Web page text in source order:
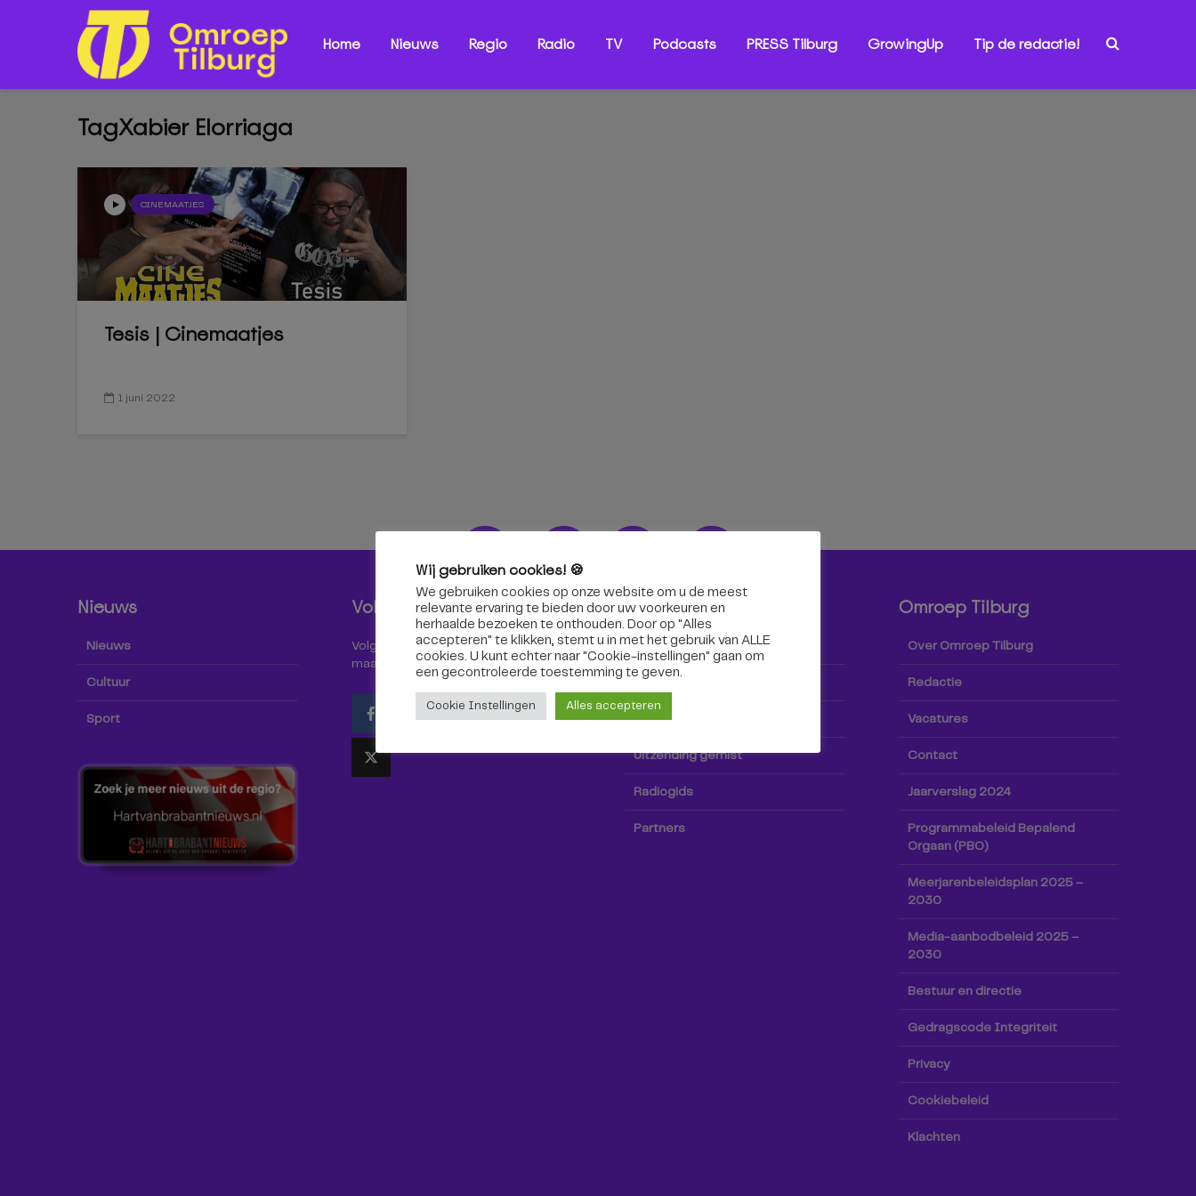
Home Nieuws Regio Radio TV Podcasts PRESS Tilburg GrowingUp Tip de redactie!
TagXabier Elorriaga
CINEMAATJES
Tesis | Cinemaatjes
1 juni 2022
Nieuws
Nieuws
Cultuur
Sport
Volg ons!
Volg Omroep Tilburg niet alleen hier,
maar ook via social media!
Radio & TV
Kijk tv
Radio
TV-gids
Uitzending gemist
Radiogids
Partners
Omroep Tilburg
Over Omroep Tilburg
Redactie
Vacatures
Contact
Jaarverslag 2024
Programmabeleid Bepalend
Orgaan (PBO)
Meerjarenbeleidsplan 2025 –
2030
Media-aanbodbeleid 2025 –
2030
Bestuur en directie
Gedragscode Integriteit
Privacy
Cookiebeleid
Klachten
Wij gebruiken cookies! 🍪
We gebruiken cookies op onze website om u de meest
relevante ervaring te bieden door uw voorkeuren en
herhaalde bezoeken te onthouden. Door op "Alles
accepteren" te klikken, stemt u in met het gebruik van ALLE
cookies. U kunt echter naar "Cookie-instellingen" gaan om
een ​​gecontroleerde toestemming te geven.
Cookie Instellingen Alles accepteren